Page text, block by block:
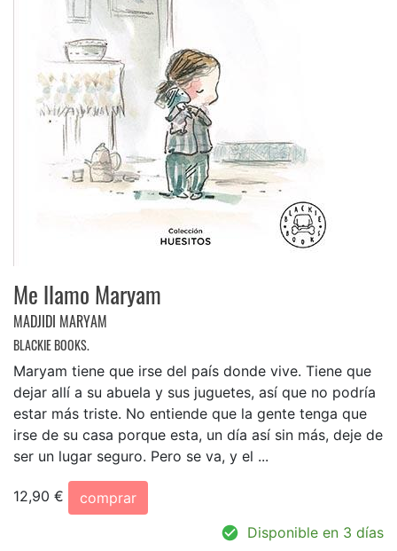
Me llamo Maryam
MADJIDI MARYAM
BLACKIE BOOKS.
Maryam tiene que irse del país donde vive. Tiene que
dejar allí a su abuela y sus juguetes, así que no podría
estar más triste. No entiende que la gente tenga que
irse de su casa porque esta, un día así sin más, deje de
ser un lugar seguro. Pero se va, y el ...
12,90 €
comprar
Disponible en 3 días